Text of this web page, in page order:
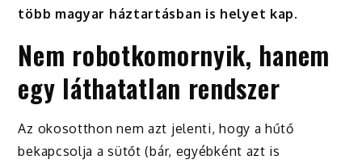
több magyar háztartásban is helyet kap.
Nem robotkomornyik, hanem
egy láthatatlan rendszer
Az okosotthon nem azt jelenti, hogy a hűtő
bekapcsolja a sütőt (bár, egyébként azt is